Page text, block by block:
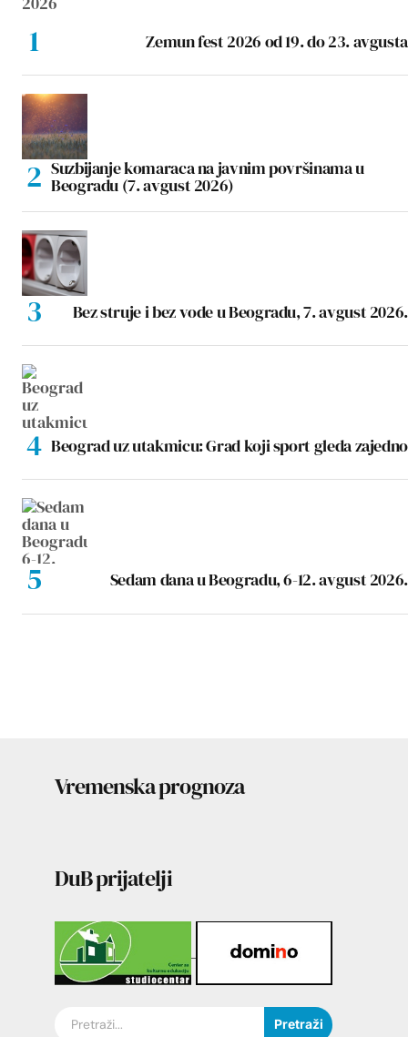
Zemun fest 2026 od 19. do 23. avgusta
Suzbijanje komaraca na javnim površinama u
Beogradu (7. avgust 2026)
Bez struje i bez vode u Beogradu, 7. avgust 2026.
Beograd uz utakmicu: Grad koji sport gleda zajedno
Sedam dana u Beogradu, 6-12. avgust 2026.
Vremenska prognoza
DuB prijatelji
Pretraži